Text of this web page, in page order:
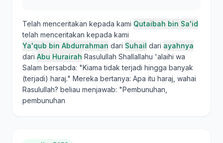
Telah menceritakan kepada kami Qutaibah bin Sa'id
telah menceritakan kepada kami
Ya'qub bin Abdurrahman dari Suhail dari ayahnya
dari Abu Hurairah Rasulullah Shallallahu 'alaihi wa
Salam bersabda: "Kiama tidak terjadi hingga banyak
(terjadi) haraj." Mereka bertanya: Apa itu haraj, wahai
Rasulullah? beliau menjawab: "Pembunuhan,
pembunuhan